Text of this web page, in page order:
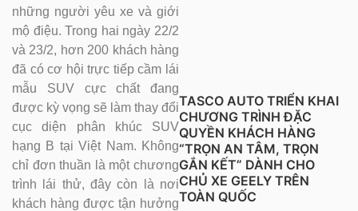
những người yêu xe và giới
mộ điệu. Trong hai ngày 22/2
và 23/2, hơn 200 khách hàng
đã có cơ hội trực tiếp cầm lái
mẫu SUV cực chất đang
được kỳ vọng sẽ làm thay đổi
cục diện phân khúc SUV
hạng B tại Việt Nam. Không
chỉ đơn thuần là một chương
trình lái thử, đây còn là nơi
khách hàng được tận hưởng
TASCO AUTO TRIỂN KHAI
CHƯƠNG TRÌNH ĐẶC
QUYỀN KHÁCH HÀNG
“TRỌN AN TÂM, TRỌN
GẮN KẾT” DÀNH CHO
CHỦ XE GEELY TRÊN
TOÀN QUỐC